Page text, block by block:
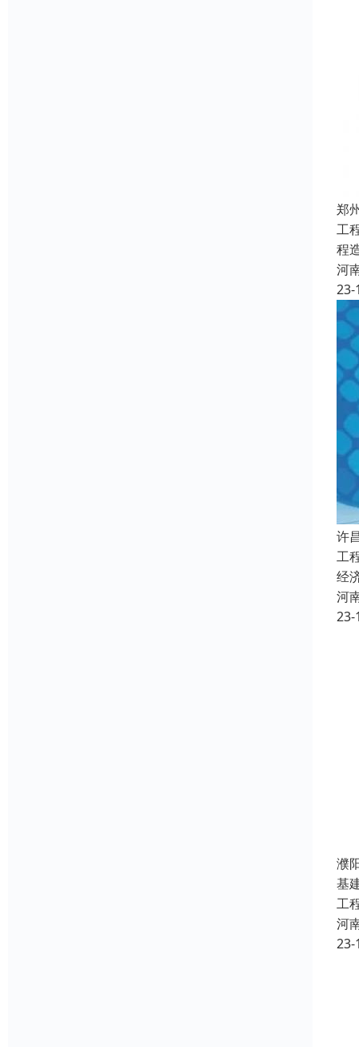
郑
工
程
河
23-
许
工
经
河
23-
濮
基
工
河
23-